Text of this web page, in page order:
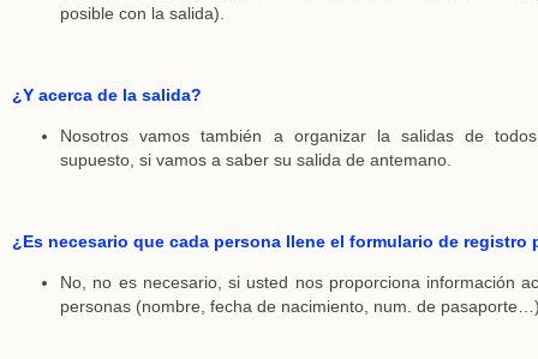
posible con la salida).
¿Y acerca de la salida?
Nosotros vamos también a organizar la salidas de
supuesto, si vamos a saber su salida de antemano.
¿Es necesario que cada persona llene el formulario de registro
No, no es necesario, si usted nos proporciona información
personas (nombre, fecha de nacimiento, num. de